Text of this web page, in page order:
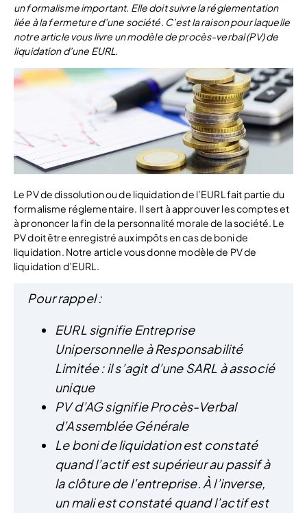
un formalisme important. Elle doit suivre la réglementation
liée à la fermeture d’une société. C’est la raison pour laquelle
notre article vous livre un modèle de procès-verbal (PV) de
liquidation d’une EURL.
Le PV de dissolution ou de liquidation de l’EURL fait partie du
formalisme réglementaire. Il sert à approuver les comptes et
à prononcer la fin de la personnalité morale de la société. Le
PV doit être enregistré aux impôts en cas de boni de
liquidation. Notre article vous donne modèle de PV de
liquidation d’EURL.
Pour rappel :
EURL signifie Entreprise
Unipersonnelle à Responsabilité
Limitée : il s’agit d’une SARL à associé
unique
PV d’AG signifie Procès-Verbal
d’Assemblée Générale
Le boni de liquidation est constaté
quand l’actif est supérieur au passif à
la clôture de l’entreprise. À l’inverse,
un mali est constaté quand l’actif est